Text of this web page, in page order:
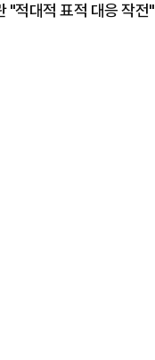
"적대적 표적 대응 작전"